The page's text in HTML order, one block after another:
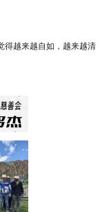
得越来越自如，越来越清